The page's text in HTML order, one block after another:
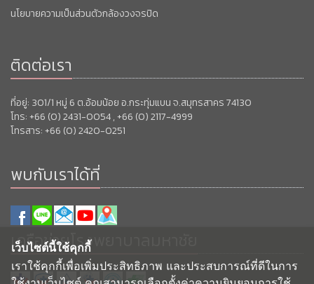
นโยบายความเป็นส่วนตัวกล้องวงจรปิด
ติดต่อเรา
ที่อยู่: 301/1 หมู่ 6 ต.อ้อมน้อย อ.กระทุ่มแบน จ.สมุทรสาคร 74130
โทร: +66 (0) 2431-0054 , +66 (0) 2117-4999
โทรสาร: +66 (0) 2420-0251
พบกับเราได้ที่
เครือข่ายโรงพยาบาลมหาชัย
เว็บไซต์นี้ใช้คุกกี้
เราใช้คุกกี้เพื่อเพิ่มประสิทธิภาพ และประสบการณ์ที่ดีในการ